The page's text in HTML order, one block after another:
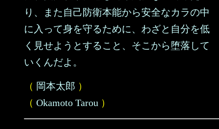
り、また自己防衛本能から安全なカラの中
に入って身を守るために、わざと自分を低
く見せようとすること、そこから堕落して
いくんだよ。
（ 岡本太郎 ）
（ Okamoto Tarou ）